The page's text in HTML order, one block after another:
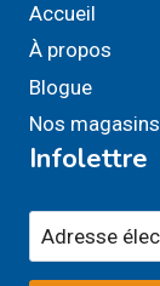
Accueil
À propos
Blogue
Nos magasins
Infolettre